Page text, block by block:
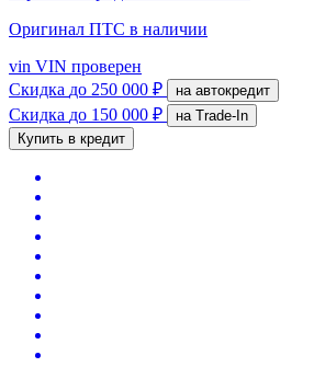
Оригинал ПТС в наличии
vin VIN проверен
Скидка до 250 000 ₽ на автокредит
Скидка до 150 000 ₽
на Trade-In
Купить в кредит